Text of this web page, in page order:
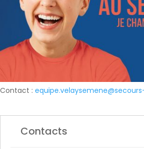
Contact :
Contacts